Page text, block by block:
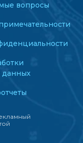
вопросы
данных